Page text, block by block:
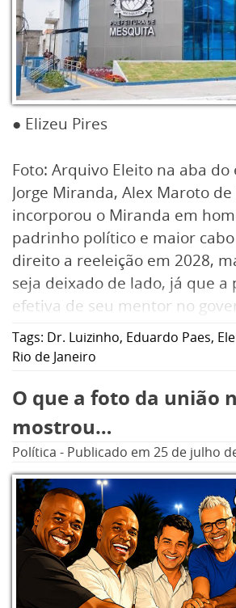
● Elizeu Pires
Foto: Arquivo Eleito na aba
Jorge Miranda, Alex Maroto
incorporou o Miranda em
padrinho político e maior
direito a reeleição em 2028,
seja deixado de lado, já que a
efetiva de seu mentor no
Jorge, que quer ser deputado
ainda não desapegou. Porém,
sucessão em Mesquita já
desenhada e deve ter um
Tags: Dr. Luizinho, Eduardo Paes,
Rio de Janeiro
O que a foto da união
mostrou…
Política - Publicado em 25 de julho